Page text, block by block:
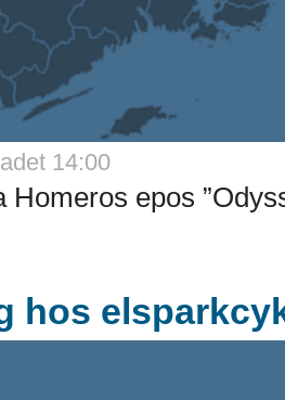
14:00
Homeros epos
hos